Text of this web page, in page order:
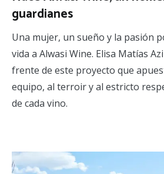
guardianes
Una mujer, un sueño y la pasión
vida a Alwasi Wine. Elisa Matías
frente de este proyecto que
equipo, al terroir y al estricto
de cada vino.